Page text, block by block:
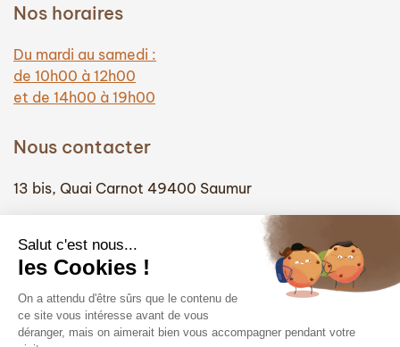
Nos horaires
Du mardi au samedi :
de 10h00 à 12h00
et de 14h00 à 19h00
Nous contacter
13 bis, Quai Carnot 49400 Saumur
info@hautefidelite-saumur.com
Liens